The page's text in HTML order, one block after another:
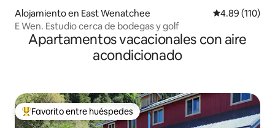
Alojamiento en East Wenatchee Calificación
4.89 (110)
E Wen. Estudio cerca de bodegas y golf
Apartamentos vacacionales con aire
acondicionado
Favorito entre huéspedes preferido
Favorito entre huéspedes